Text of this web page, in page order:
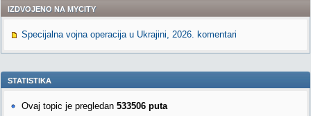
IZDVOJENO NA MYCITY
Specijalna vojna operacija u Ukrajini, 2026. komentari
STATISTIKA
Ovaj topic je pregledan 533506 puta